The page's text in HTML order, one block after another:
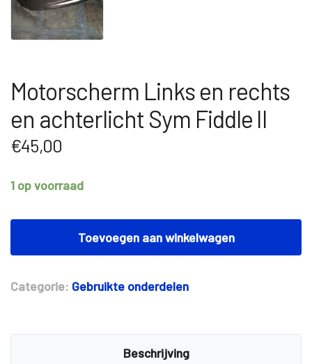
Motorscherm Links en rechts
en achterlicht Sym Fiddle II
€45,00
1 op voorraad
Motorscherm
en
achterlicht
aantal
Toevoegen aan winkelwagen
Categorie: Gebruikte onderdelen
Beschrijving